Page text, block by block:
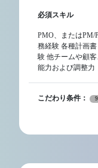
必須スキル
PMO、またはPM/
務経験 各種計画
験 他チームや顧
能力および調整力
こだわり条件：